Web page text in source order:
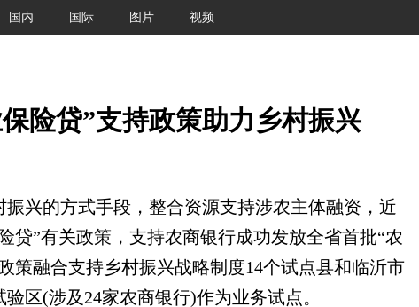
国内 国际 图片 视频
险贷”支持政策助力乡村振兴
的方式手段，整合资源支持涉农主体融资，近
贷”有关政策，支持农商银行成功发放全省首批“农
策融合支持乡村振兴战略制度14个试点县和临沂市
区(涉及24家农商银行)作为业务试点。